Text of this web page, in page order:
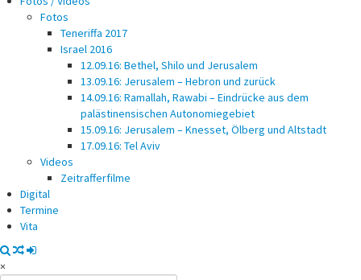
Fotos
Teneriffa 2017
Israel 2016
12.09.16: Bethel, Shilo und Jerusalem
13.09.16: Jerusalem – Hebron und zurück
14.09.16: Ramallah, Rawabi – Eindrücke aus dem
palästinensischen Autonomiegebiet
15.09.16: Jerusalem – Knesset, Ölberg und Altstadt
17.09.16: Tel Aviv
Videos
Zeitrafferfilme
Digital
Termine
Vita
×